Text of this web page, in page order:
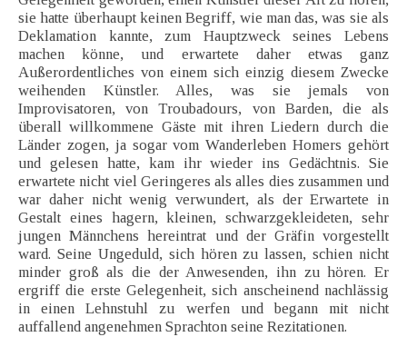
sie hatte überhaupt keinen Begriff, wie man das, was sie als
Deklamation kannte, zum Hauptzweck seines Lebens
machen könne, und erwartete daher etwas ganz
Außerordentliches von einem sich einzig diesem Zwecke
weihenden Künstler. Alles, was sie jemals von
Improvisatoren, von Troubadours, von Barden, die als
überall willkommene Gäste mit ihren Liedern durch die
Länder zogen, ja sogar vom Wanderleben Homers gehört
und gelesen hatte, kam ihr wieder ins Gedächtnis. Sie
erwartete nicht viel Geringeres als alles dies zusammen und
war daher nicht wenig verwundert, als der Erwartete in
Gestalt eines hagern, kleinen, schwarzgekleideten, sehr
jungen Männchens hereintrat und der Gräfin vorgestellt
ward. Seine Ungeduld, sich hören zu lassen, schien nicht
minder groß als die der Anwesenden, ihn zu hören. Er
ergriff die erste Gelegenheit, sich anscheinend nachlässig
in einen Lehnstuhl zu werfen und begann mit nicht
auffallend angenehmen Sprachton seine Rezitationen.